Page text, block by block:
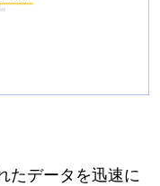
たデータを迅速に